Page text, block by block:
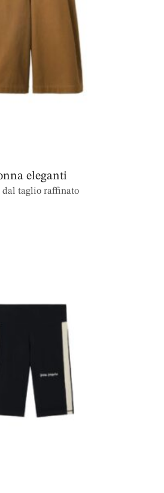
eleganti
dal taglio raffinato